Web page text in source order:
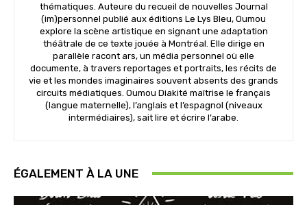
thématiques. Auteure du recueil de nouvelles Journal
(im)personnel publié aux éditions Le Lys Bleu, Oumou
explore la scène artistique en signant une adaptation
théâtrale de ce texte jouée à Montréal. Elle dirige en
parallèle racont ars, un média personnel où elle
documente, à travers reportages et portraits, les récits de
vie et les mondes imaginaires souvent absents des grands
circuits médiatiques. Oumou Diakité maîtrise le français
(langue maternelle), l’anglais et l’espagnol (niveaux
intermédiaires), sait lire et écrire l’arabe.
ÉGALEMENT À LA UNE